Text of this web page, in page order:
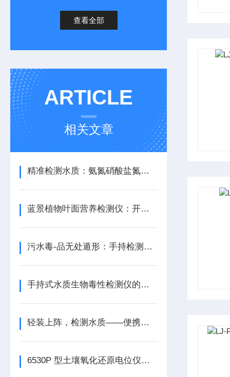
查看全部
ARTICLE
相关文章
精准检测水质：氨氮硝酸盐氮亚硝酸盐氮检测仪
蓝景植物叶面营养检测仪：开启植物营养检测新境界
污水毒-品无处遁形：手持检测仪开启环保新时代
手持式水质生物毒性检测仪的检测原理是什么？
轻装上阵，检测水质——便携式水质检测仪器
6530P 型土壤氧化还原电位仪——土壤与水质的洞察神器